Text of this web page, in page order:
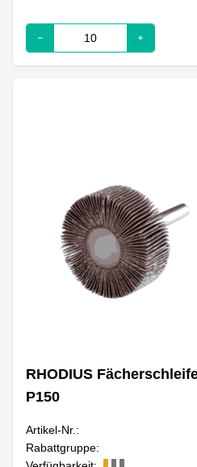
RHODIUS
P150
Artikel-Nr.:
Rabattgruppe: